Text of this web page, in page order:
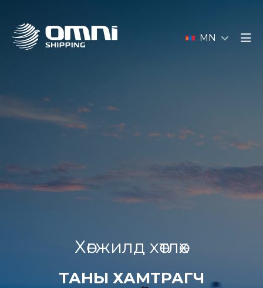
MN
Хөгжилд хөтлөх
ТАНЫ ХАМТРАГЧ